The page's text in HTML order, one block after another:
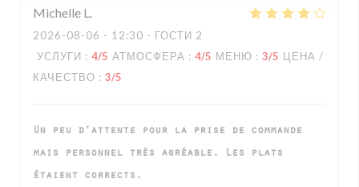
Michelle L
2026-08-06 - 12:30 - ГОСТИ 2
УСЛУГИ : 4/5 АТМОСФЕРА : 4/5 МЕНЮ : 3/5 ЦЕНА /
КАЧЕСТВО : 3/5
Un peu d'attente pour la prise de commande
mais personnel très agréable. Les plats
étaient corrects.